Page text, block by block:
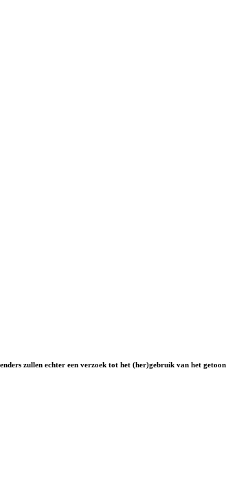
zullen echter een verzoek tot het (her)gebruik van het